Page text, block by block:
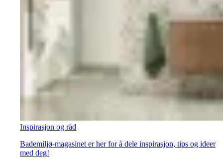
Inspirasjon og råd
Bademiljø-magasinet er her for å dele inspirasjon, tips og ideer
med deg!